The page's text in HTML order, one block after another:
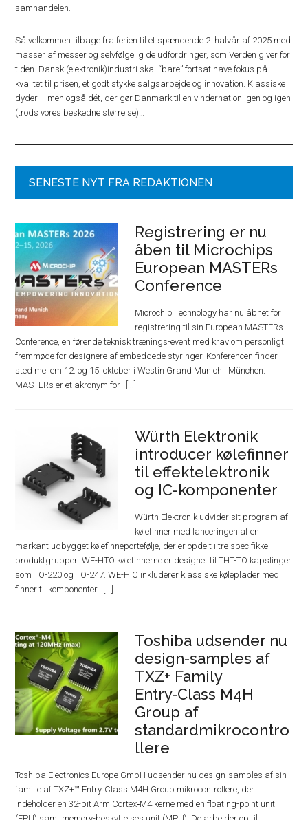
samhandelen.
Så velkommen tilbage fra ferien til et spændende 2. halvår af 2025 med
masser af messer og selvfølgelig de udfordringer, som Verden giver for
tiden. Dansk (elektronik)industri skal “bare” fortsat have fokus på
kvalitet til prisen, et godt stykke salgsarbejde og innovation. Klassiske
dyder – men også dét, der gør Danmark til en vindernation igen og igen
(trods vores beskedne størrelse)…
SENESTE NYT FRA REDAKTIONEN
Registrering er nu
åben til Microchips
European MASTERs
Conference
Microchip Technology har nu åbnet for
registrering til sin European MASTERs
Conference, en førende teknisk trænings-event med krav om personligt
fremmøde for designere af embeddede styringer. Konferencen finder
sted mellem 12. og 15. oktober i Westin Grand Munich i München.
MASTERs er et akronym for
Würth Elektronik
introducer kølefinner
til effektelektronik
og IC-komponenter
Würth Elektronik udvider sit program af
kølefinner med lanceringen af en
markant udbygget kølefinneportefølje, der er opdelt i tre specifikke
produktgrupper: WE-HTO kølefinnerne er designet til THT-TO kapslinger
som TO-220 og TO-247. WE-HIC inkluderer klassiske køleplader med
finner til komponenter
Toshiba udsender nu
design-samples af
TXZ+ Family
Entry‑Class M4H
Group af
standardmikrocontro
llere
Toshiba Electronics Europe GmbH udsender nu design-samples af sin
familie af TXZ+™ Entry‑Class M4H Group mikrocontrollere, der
indeholder en 32-bit Arm Cortex‑M4 kerne med en floating-point unit